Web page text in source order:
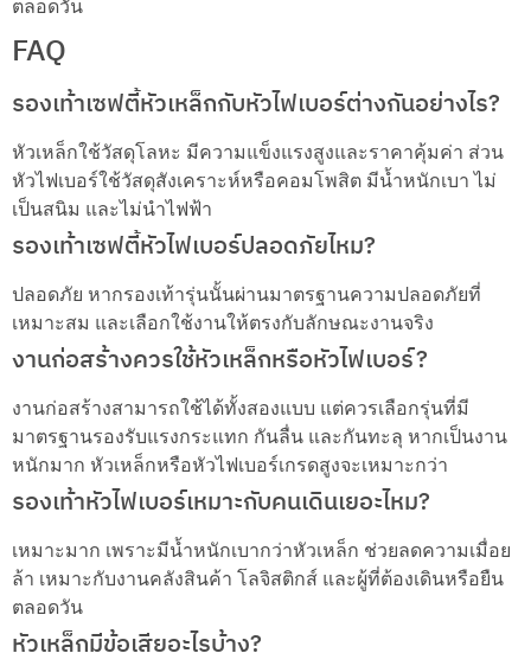
ตลอดวัน
FAQ
รองเท้าเซฟตี้หัวเหล็กกับหัวไฟเบอร์ต่างกันอย่างไร?
หัวเหล็กใช้วัสดุโลหะ มีความแข็งแรงสูงและราคาคุ้มค่า ส่วน
หัวไฟเบอร์ใช้วัสดุสังเคราะห์หรือคอมโพสิต มีน้ำหนักเบา ไม่
เป็นสนิม และไม่นำไฟฟ้า
รองเท้าเซฟตี้หัวไฟเบอร์ปลอดภัยไหม?
ปลอดภัย หากรองเท้ารุ่นนั้นผ่านมาตรฐานความปลอดภัยที่
เหมาะสม และเลือกใช้งานให้ตรงกับลักษณะงานจริง
งานก่อสร้างควรใช้หัวเหล็กหรือหัวไฟเบอร์?
งานก่อสร้างสามารถใช้ได้ทั้งสองแบบ แต่ควรเลือกรุ่นที่มี
มาตรฐานรองรับแรงกระแทก กันลื่น และกันทะลุ หากเป็นงาน
หนักมาก หัวเหล็กหรือหัวไฟเบอร์เกรดสูงจะเหมาะกว่า
รองเท้าหัวไฟเบอร์เหมาะกับคนเดินเยอะไหม?
เหมาะมาก เพราะมีน้ำหนักเบากว่าหัวเหล็ก ช่วยลดความเมื่อย
ล้า เหมาะกับงานคลังสินค้า โลจิสติกส์ และผู้ที่ต้องเดินหรือยืน
ตลอดวัน
หัวเหล็กมีข้อเสียอะไรบ้าง?